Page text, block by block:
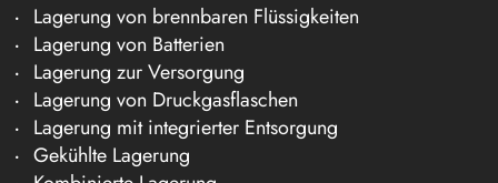
Lagerung von brennbaren Flüssigkeiten
Lagerung von Batterien
Lagerung zur Versorgung
Lagerung von Druckgasflaschen
Lagerung mit integrierter Entsorgung
Gekühlte Lagerung